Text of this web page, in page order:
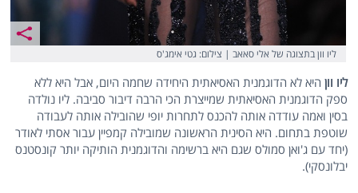
ליו וון בתצוגה של אלי סאאב | צילום: גטי אימג'ס
ליו וון היא לא הדוגמנית האסיאתית היחידה שחמה היום, אבל היא ללא
ספק הדוגמנית האסיאתית שמייצרת הכי הרבה דיבור סביבה. ליו נולדה
בסין ואמה עודדה אותה להכנס לתחרות יופי שהובילה אותה לעבודה
שוטפת בתחום. היא הסינית הראשונה שמובילה קמפיין עבור אסתי לאודר
(יחד עם ג'ואן סמולס שגם היא ברשימה והדוגמנית הותיקה יותר קונסטנס
יבלונסקי).